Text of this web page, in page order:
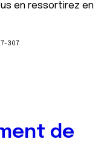
en ressortirez en
307
de